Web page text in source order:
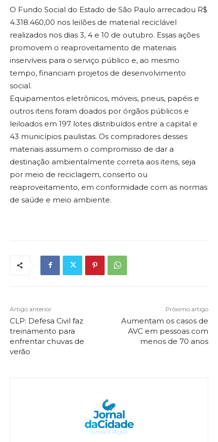
O Fundo Social do Estado de São Paulo arrecadou R$
4.318.460,00 nos leilões de material reciclável
realizados nos dias 3, 4 e 10 de outubro. Essas ações
promovem o reaproveitamento de materiais
inservíveis para o serviço público e, ao mesmo
tempo, financiam projetos de desenvolvimento
social.
Equipamentos eletrônicos, móveis, pneus, papéis e
outros itens foram doados por órgãos públicos e
leiloados em 197 lotes distribuídos entre a capital e
43 municípios paulistas. Os compradores desses
materiais assumem o compromisso de dar a
destinação ambientalmente correta aos itens, seja
por meio de reciclagem, conserto ou
reaproveitamento, em conformidade com as normas
de saúde e meio ambiente.
Artigo anterior
CLP: Defesa Civil faz
treinamento para
enfrentar chuvas de
verão
Próximo artigo
Aumentam os casos de
AVC em pessoas com
menos de 70 anos